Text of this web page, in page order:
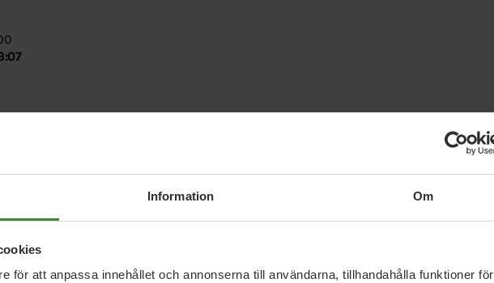
Information Om
för att anpassa innehållet och annonserna till användarna, tillhandahålla funktioner för
2018/07/16/hon-blev-blixtforalskad-i-skogen